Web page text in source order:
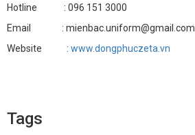
Hotline : 096 151 3000
Email : mienbac.uniform@gmail.com
Website : www.dongphuczeta.vn
Tags